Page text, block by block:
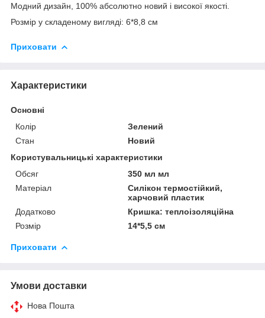
Модний дизайн, 100% абсолютно новий і високої якості.
Розмір у складеному вигляді: 6*8,8 см
Приховати
Характеристики
Основні
Колір
Зелений
Стан
Новий
Користувальницькі характеристики
Обсяг
350 мл мл
Матеріал
Силікон термостійкий,
харчовий пластик
Додатково
Кришка: теплоізоляційна
Розмір
14*5,5 см
Приховати
Умови доставки
Нова Пошта